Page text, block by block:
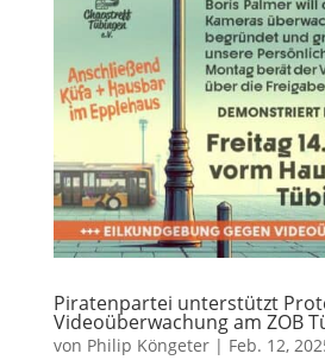
Piratenpartei unterstützt
Videoüberwachung am ZOB
von Philip Köngeter| Feb. 12,